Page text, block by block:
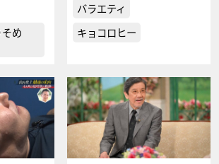
め
バラエティ
キョコロヒー